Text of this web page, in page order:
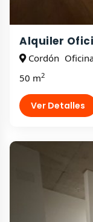
Alquiler
Cordón
50 m2
Ver Detalles